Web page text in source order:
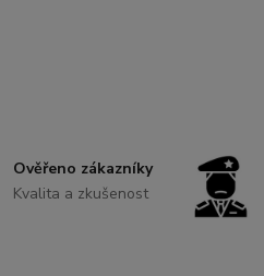
Ověřeno zákazníky
Kvalita a zkušenost